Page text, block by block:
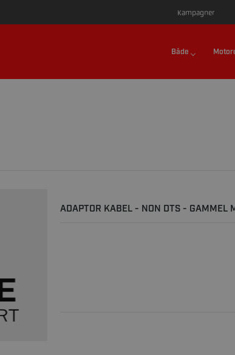
Kampagner
Både
ADAPTOR KABEL - NON DTS - GAMMEL